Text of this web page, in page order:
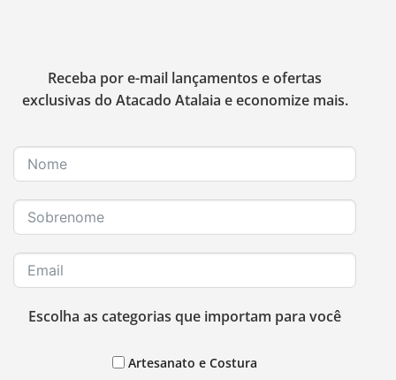
Receba por e-mail lançamentos e ofertas
exclusivas do Atacado Atalaia e economize mais.
Escolha as categorias que importam para você
Artesanato e Costura